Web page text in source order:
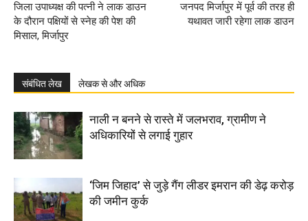
जिला उपाध्यक्ष की पत्नी ने लाक डाउन
के दौरान पक्षियों से स्नेह की पेश की
मिसाल, मिर्जापुर
जनपद मिर्जापुर में पूर्व की तरह ही
यथावत जारी रहेगा लाक डाउन
संबंधित लेख लेखक से और अधिक
नाली न बनने से रास्ते में जलभराव, ग्रामीण ने
अधिकारियों से लगाई गुहार
‘जिम जिहाद’ से जुड़े गैंग लीडर इमरान की डेढ़ करोड़
की जमीन कुर्क